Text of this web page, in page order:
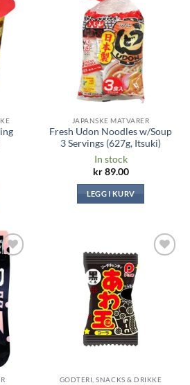
til i
ønskeliste
JAPANSKE MATVARER
Fresh Udon Noodles w/Soup
3 Servings (627g, Itsuki)
In stock
kr89.00
LEGG I KURV
til i
GODTERI, SNACKS & DRIKKE